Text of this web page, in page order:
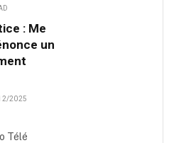
: Me
un
2025
Télé